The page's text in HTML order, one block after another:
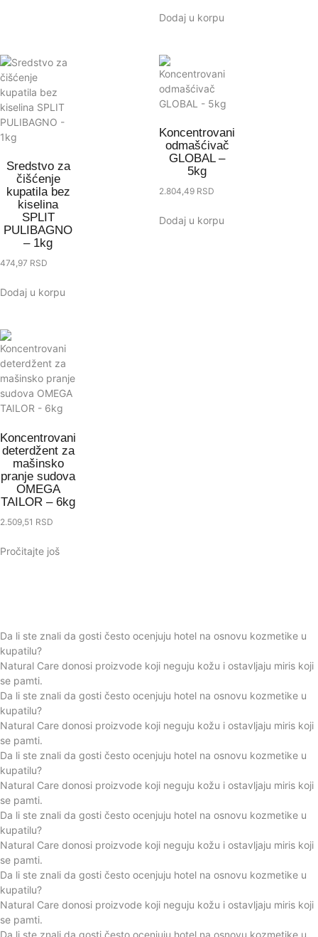
Dodaj u korpu
Sredstvo za
čišćenje
kupatila bez
kiselina
SPLIT
PULIBAGNO
– 1kg
474,97 RSD
Dodaj u korpu
Koncentrovani
odmašćivač
GLOBAL –
5kg
2.804,49 RSD
Dodaj u korpu
Koncentrovani
deterdžent za
mašinsko
pranje sudova
OMEGA
TAILOR – 6kg
2.509,51 RSD
Pročitajte još
Da li ste znali da gosti često ocenjuju hotel na osnovu kozmetike u
kupatilu?
Natural Care donosi proizvode koji neguju kožu i ostavljaju miris koji
se pamti.
Da li ste znali da gosti često ocenjuju hotel na osnovu kozmetike u
kupatilu?
Natural Care donosi proizvode koji neguju kožu i ostavljaju miris koji
se pamti.
Da li ste znali da gosti često ocenjuju hotel na osnovu kozmetike u
kupatilu?
Natural Care donosi proizvode koji neguju kožu i ostavljaju miris koji
se pamti.
Da li ste znali da gosti često ocenjuju hotel na osnovu kozmetike u
kupatilu?
Natural Care donosi proizvode koji neguju kožu i ostavljaju miris koji
se pamti.
Da li ste znali da gosti često ocenjuju hotel na osnovu kozmetike u
kupatilu?
Natural Care donosi proizvode koji neguju kožu i ostavljaju miris koji
se pamti.
Da li ste znali da gosti često ocenjuju hotel na osnovu kozmetike u